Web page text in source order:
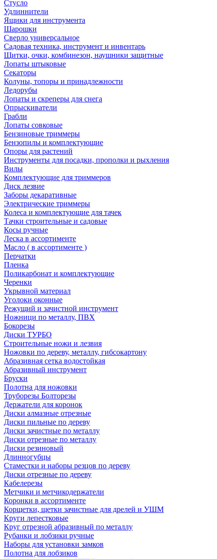
Стусло
Удлиннители
Ящики для инструмента
Шарошки
Сверло универсальное
Садовая техника, инструмент и инвентарь
Щитки, очки, комбинезон, наушники защитные
Лопаты штыковые
Секаторы
Колуны, топоры и принадлежности
Ледорубы
Лопаты и скреперы для снега
Опрыскиватели
Грабли
Лопаты совковые
Бензиновые триммеры
Бензопилы и комплектующие
Опоры для растений
Инструменты для посадки, прополки и рыхления
Вилы
Комплектующие для триммеров
Диск лезвие
Заборы декаративные
Электрические триммеры
Колеса и комплектующие для тачек
Тачки строительные и садовые
Косы ручные
Леска в ассортименте
Масло ( в ассортименте )
Перчатки
Пленка
Поликарбонат и комплектующие
Черенки
Укрывной материал
Уголоки оконные
Режущий и зачистной инструмент
Ножници по металлу, ПВХ
Бокорезы
Диски ТУРБО
Строительные ножи и лезвия
Ножовки по дереву, металлу, гибсокартону
Абразивная сетка водостойкая
Абразивный инструмент
Бруски
Полотна для ножовки
Труборезы Болторезы
Держатели для коронок
Диски алмазные отрезные
Диски пильные по дереву
Диски зачистные по металлу
Диски отрезные по металлу
Диски резиновый
Длинногубцы
Стаместки и наборы резцов по дереву
Диски отрезные по дереву
Кабелерезы
Метчики и метчикодержатели
Коронки в ассортименте
Корщетки, щетки зачистные для дрелей и УШМ
Круги лепестковые
Круг отрезной абразивный по металлу
Рубанки и лобзики ручные
Наборы для установки замков
Полотна для лобзиков